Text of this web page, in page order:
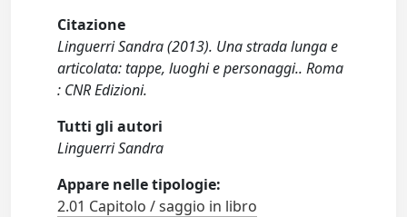
Citazione
Linguerri Sandra (2013). Una strada lunga e
articolata: tappe, luoghi e personaggi.. Roma
: CNR Edizioni.
Tutti gli autori
Linguerri Sandra
Appare nelle tipologie:
2.01 Capitolo / saggio in libro